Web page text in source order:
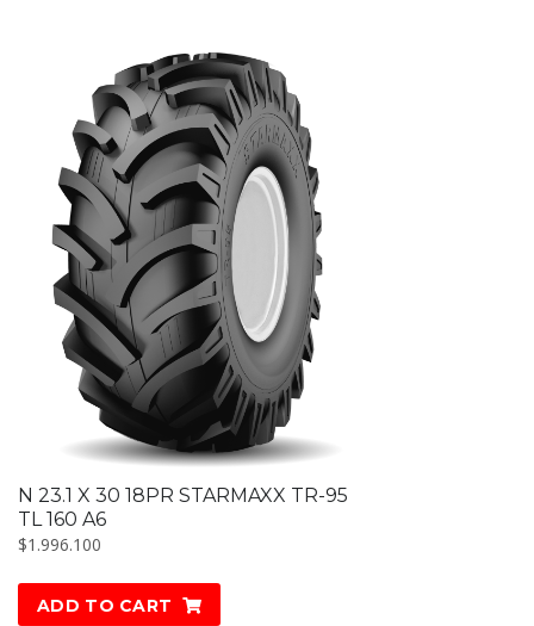
N 23.1 X 30 18PR STARMAXX TR-95
TL 160 A6
$1.996.100
ADD TO CART